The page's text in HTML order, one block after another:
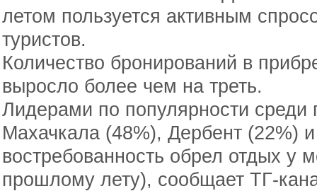
летом пользуется активным
туристов.
Количество бронирований в
выросло более чем на треть.
Лидерами по популярности среди
Махачкала (48%), Дербент (22%)
востребованность обрел отдых у
прошлому лету), сообщает ТГ-